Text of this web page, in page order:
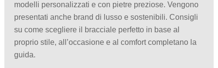
modelli personalizzati e con pietre preziose. Vengono
presentati anche brand di lusso e sostenibili. Consigli
su come scegliere il bracciale perfetto in base al
proprio stile, all’occasione e al comfort completano la
guida.